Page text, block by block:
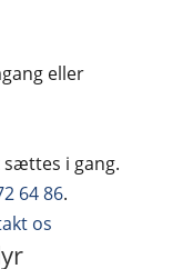
eller
i gang.
64 86.
os